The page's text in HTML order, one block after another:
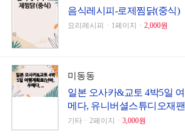
음식레시피-로제찜닭(중식)
요리레시피ㆍ1페이지ㆍ 2,000원
미동동
일본 오사카&교토 4박5일
메다, 유니버셜스튜디오재
기타ㆍ2페이지ㆍ 3,000원